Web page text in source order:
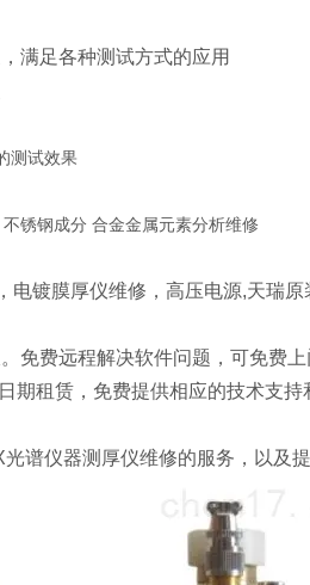
满足各种测试方式的应用
测试效果
镀膜厚仪维修，高压电源,天瑞
免费远程解决软件问题，可免费上
期租赁，免费提供相应的技术支
谱仪器测厚仪维修的服务，以及